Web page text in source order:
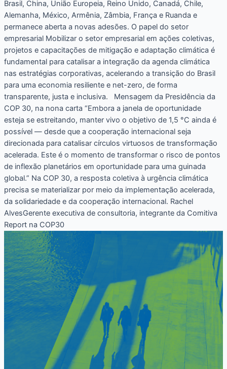
Brasil, China, União Europeia, Reino Unido, Canadá, Chile,
Alemanha, México, Armênia, Zâmbia, França e Ruanda e
permanece aberta a novas adesões. O papel do setor
empresarial Mobilizar o setor empresarial em ações coletivas,
projetos e capacitações de mitigação e adaptação climática é
fundamental para catalisar a integração da agenda climática
nas estratégias corporativas, acelerando a transição do Brasil
para uma economia resiliente e net-zero, de forma
transparente, justa e inclusiva. Mensagem da Presidência da
COP 30, na nona carta “Embora a janela de oportunidade
esteja se estreitando, manter vivo o objetivo de 1,5 °C ainda é
possível — desde que a cooperação internacional seja
direcionada para catalisar círculos virtuosos de transformação
acelerada. Este é o momento de transformar o risco de pontos
de inflexão planetários em oportunidade para uma guinada
global.” Na COP 30, a resposta coletiva à urgência climática
precisa se materializar por meio da implementação acelerada,
da solidariedade e da cooperação internacional. Rachel
AlvesGerente executiva de consultoria, integrante da Comitiva
Report na COP30